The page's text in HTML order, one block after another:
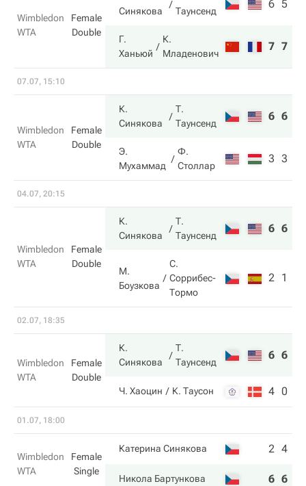
Wimbledon
WTA
Female
Double
Синякова
Таунсенд
6 5
Г.
Ханьюй
К.
Младенович
7 7
07.07, 15:10
Wimbledon
WTA
Female
Double
К.
Синякова
Т.
Таунсенд
6 6
Э.
Мухаммад
Ф.
Столлар
3 3
04.07, 20:15
Wimbledon
WTA
Female
Double
К.
Синякова
Т.
Таунсенд
6 6
М.
Боузкова
С.
Соррибес-
Тормо
2 1
02.07, 18:35
Wimbledon
WTA
Female
Double
К.
Синякова
Т.
Таунсенд
6 6
Ч. Хаоцин К. Таусон 4 0
01.07, 18:00
Wimbledon
WTA
Female
Single
Катерина Синякова 2 4
Никола Бартункова 6 6